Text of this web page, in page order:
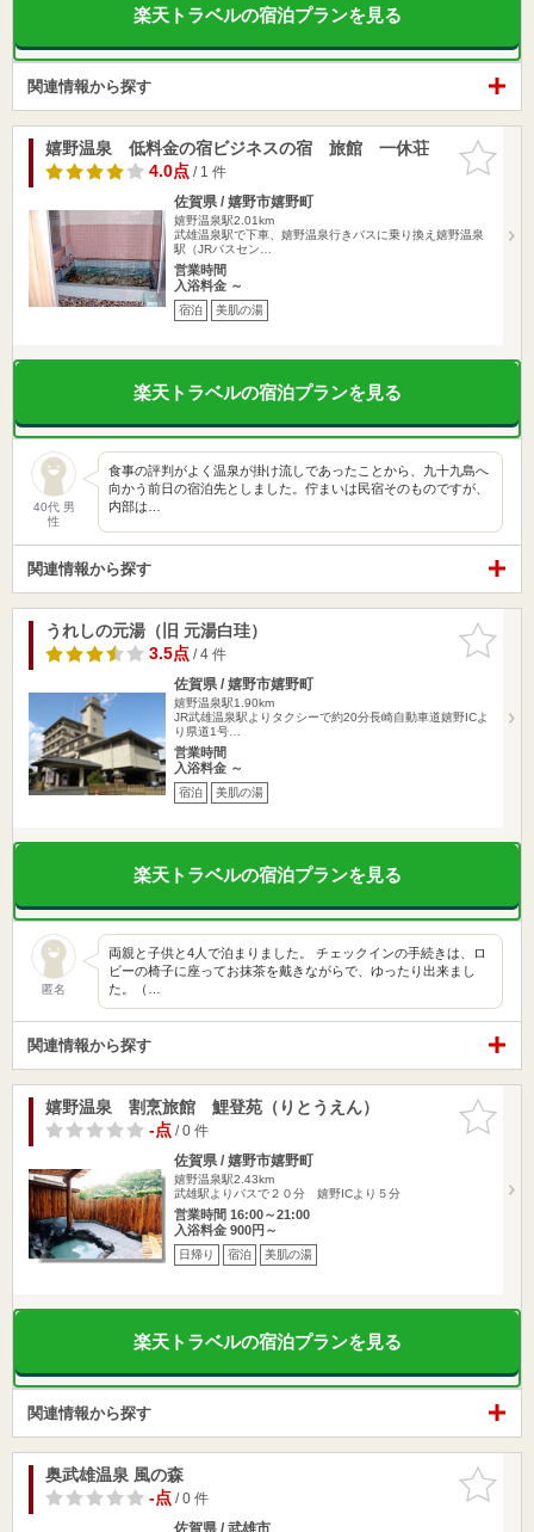
楽天トラベルの宿泊プランを見る
関連情報から探す
お気に入
りに追加
嬉野温泉 低料金の宿ビジネスの宿 旅館 一休荘
4.0点/ 1 件
佐賀県 / 嬉野市嬉野町
嬉野温泉駅2.01km
武雄温泉駅で下車、嬉野温泉行きバスに乗り換え嬉野温泉
駅（JRバスセン…
営業時間
入浴料金 ～
宿泊 美肌の湯
楽天トラベルの宿泊プランを見る
40代 男
性
食事の評判がよく温泉が掛け流しであったことから、九十九島へ
向かう前日の宿泊先としました。佇まいは民宿そのものですが、
内部は…
関連情報から探す
お気に入
りに追加
うれしの元湯（旧 元湯白珪）
3.5点/ 4 件
佐賀県 / 嬉野市嬉野町
嬉野温泉駅1.90km
JR武雄温泉駅よりタクシーで約20分長崎自動車道嬉野ICよ
り県道1号…
営業時間
入浴料金 ～
宿泊 美肌の湯
楽天トラベルの宿泊プランを見る
匿名
両親と子供と4人で泊まりました。 チェックインの手続きは、ロ
ビーの椅子に座ってお抹茶を戴きながらで、ゆったり出来まし
た。（…
関連情報から探す
お気に入
りに追加
嬉野温泉 割烹旅館 鯉登苑（りとうえん）
-点/ 0 件
佐賀県 / 嬉野市嬉野町
嬉野温泉駅2.43km
武雄駅よりバスで２０分 嬉野ICより５分
営業時間 16:00～21:00
入浴料金 900円～
日帰り 宿泊 美肌の湯
楽天トラベルの宿泊プランを見る
関連情報から探す
お気に入
りに追加
奥武雄温泉 風の森
-点/ 0 件
佐賀県 / 武雄市